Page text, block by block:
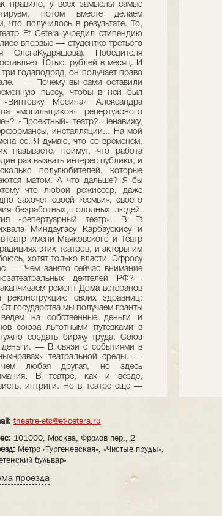
правило, у всех замыслы самые
потом вместе делаем
что получилось в результате. То,
Et Cetera учредил стипендию
впервые — студентке третьего
ОлегаКудряшова). Победителя
10тыс. рублей в месяц. И
годаподряд, он получает право
— Почему вы сами оставили
пьесу, чтобы в ней был
Мосина» Александра
«могильщиков» репертуарного
«Проектный» театр? Ненавижу,
инсталляции... На мой
ее. Я думаю, что со временем,
называете, поймут, что работа
раз вызвать интерес публики, и
полулюбителей, которые
матом. А что дальше? Я бы
что любой режиссер, даже
захочет своей «семьи», своего
безработных, голодных людей.
«репертуарный театр». В Et
Миндаугасу Карбаускису и
имени Маяковского и Театр
этих театров, и актеры им
хотят только власти. Эфросу
— Чем занято сейчас внимание
деятелей РФ?—
ремонт Дома ветеранов
своих здравниц:
государства мы получаем гранты
на собственные деньги и
союза льготными путевками в
создать биржу труда. Союз
деньги. — В связи с событиями в
театральной среды. —
чем любая другая, но здесь
В театре, как и везде,
интриги. Но в театре еще —
theatre-etc@et-cetera.ru
101000, Москва, Фролов пер., 2
Метро «Тургеневская», «Чистые пруды»,
бульвар»
проезда